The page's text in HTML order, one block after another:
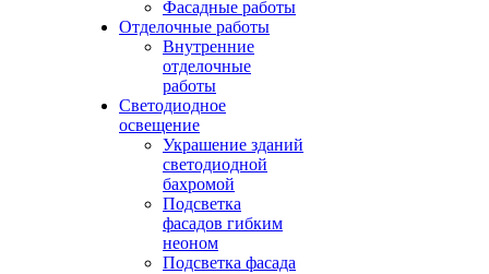
Фасадные работы
Отделочные работы
Внутренние
отделочные
работы
Светодиодное
освещение
Украшение зданий
светодиодной
бахромой
Подсветка
фасадов гибким
неоном
Подсветка фасада